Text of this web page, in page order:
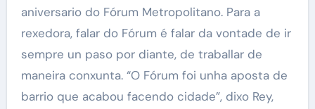
aniversario do Fórum Metropolitano. Para a
rexedora, falar do Fórum é falar da vontade de ir
sempre un paso por diante, de traballar de
maneira conxunta. “O Fórum foi unha aposta de
barrio que acabou facendo cidade”, dixo Rey,